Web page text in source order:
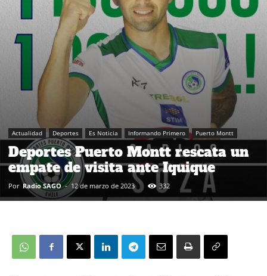
Actualidad Deportes Es Noticia Informando Primero Puerto Montt
Deportes Puerto Montt rescata un
empate de visita ante Iquique
Por Radio SAGO - 12 de marzo de 2023 332